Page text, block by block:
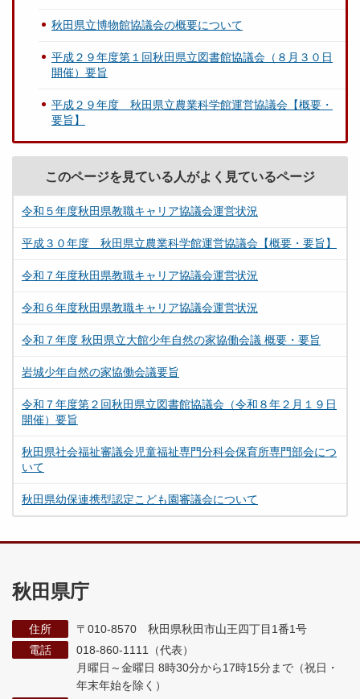
秋田県立博物館協議会の概要について
平成２９年度第１回秋田県立図書館協議会（８月３０日
開催）要旨
平成２９年度 秋田県立農業科学館運営協議会【概要・
要旨】
このページを見ている人がよく見ているページ
令和５年度秋田県教職キャリア協議会運営状況
平成３０年度 秋田県立農業科学館運営協議会【概要・要旨】
令和７年度秋田県教職キャリア協議会運営状況
令和６年度秋田県教職キャリア協議会運営状況
令和７年度 秋田県立大館少年自然の家協働会議 概要・要旨
岩城少年自然の家協働会議要旨
令和７年度第２回秋田県立図書館協議会（令和８年２月１９日
開催）要旨
秋田県社会福祉審議会児童福祉専門分科会保育所専門部会につ
いて
秋田県幼保連携型認定こども園審議会について
秋田県庁
住所
〒010-8570 秋田県秋田市山王四丁目1番1号
電話
018-860-1111（代表）
月曜日～金曜日 8時30分から17時15分まで （祝日・
年末年始を除く）